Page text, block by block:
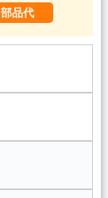
部品代